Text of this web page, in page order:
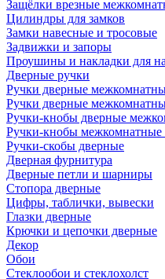
Защёлки врезные
Цилиндры для замков
Замки навесные и тросовые
Задвижки и запоры
Проушины и накладки для
Дверные ручки
Ручки дверные
Ручки дверные
Ручки-кнобы дверные
Ручки-кнобы межкомнатные
Ручки-скобы дверные
Дверная фурнитура
Дверные петли и шарниры
Стопора дверные
Цифры, таблички, вывески
Глазки дверные
Крючки и цепочки дверные
Декор
Обои
Стеклообои и стеклохолст